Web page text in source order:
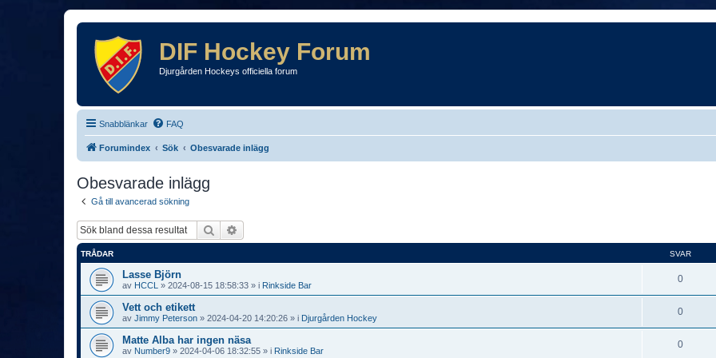
DIF Hockey Forum
Djurgården Hockeys officiella forum
Snabblänkar FAQ
Forumindex Sök Obesvarade inlägg
Obesvarade inlägg
Gå till avancerad sökning
Sök
TRÅDAR SVAR
Lasse Björn
av HCCL » 2024-08-15 18:58:33 » i Rinkside Bar
0
Vett och etikett
av Jimmy Peterson » 2024-04-20 14:20:26 » i Djurgården Hockey
0
Matte Alba har ingen näsa
av Number9 » 2024-04-06 18:32:55 » i Rinkside Bar
0